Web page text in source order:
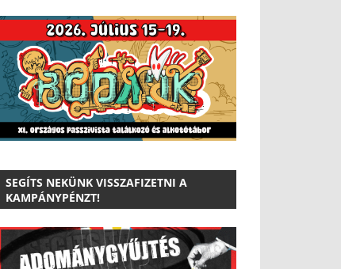
SEGÍTS NEKÜNK VISSZAFIZETNI A
KAMPÁNYPÉNZT!